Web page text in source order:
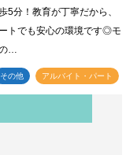
5分！教育が丁寧だから、
トでも安心の環境です◎モ
…
その他 アルバイト・パート